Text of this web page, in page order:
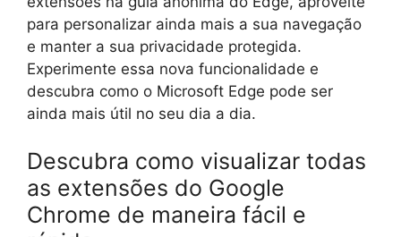
para personalizar ainda mais a sua navegação
e manter a sua privacidade protegida.
Experimente essa nova funcionalidade e
descubra como o Microsoft Edge pode ser
ainda mais útil no seu dia a dia.
Descubra como visualizar todas
as extensões do Google
Chrome de maneira fácil e